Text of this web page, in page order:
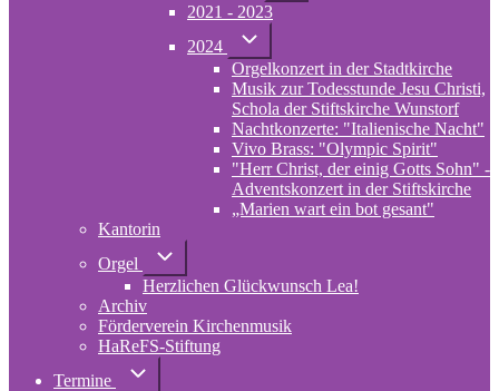
2021 - 2023
2024
Unternavigation
2024
Orgelkonzert in der Stadtkirche
Musik zur Todesstunde Jesu Christi,
Schola der Stiftskirche Wunstorf
Nachtkonzerte: "Italienische Nacht"
Vivo Brass: "Olympic Spirit"
"Herr Christ, der einig Gotts Sohn" -
Adventskonzert in der Stiftskirche
„Marien wart ein bot gesant"
Kantorin
Orgel
Unternavigation
Orgel
Herzlichen Glückwunsch Lea!
Archiv
Förderverein Kirchenmusik
HaReFS-Stiftung
Termine
Unternavigation